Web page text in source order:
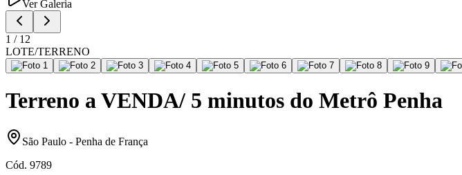
Ver Galeria
1 / 12
LOTE/TERRENO
Terreno a VENDA/ 5 minutos do Metrô Penha
São Paulo - Penha de França
Cód. 9789